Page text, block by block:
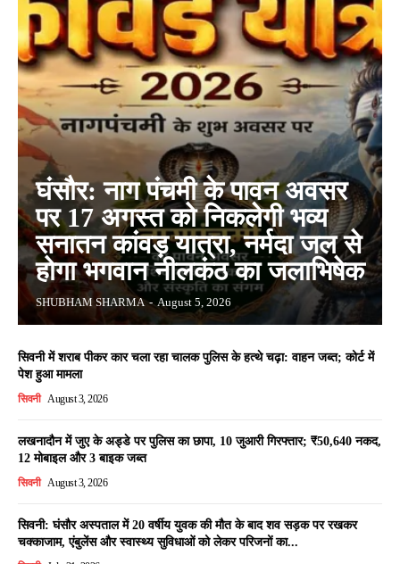
घंसौर: नाग पंचमी के पावन अवसर
पर 17 अगस्त को निकलेगी भव्य
सनातन कांवड़ यात्रा, नर्मदा जल से
होगा भगवान नीलकंठ का जलाभिषेक
SHUBHAM SHARMA - August 5, 2026
सिवनी में शराब पीकर कार चला रहा चालक पुलिस के हत्थे चढ़ा: वाहन जब्त; कोर्ट में
पेश हुआ मामला
सिवनी August 3, 2026
लखनादौन में जुए के अड्डे पर पुलिस का छापा, 10 जुआरी गिरफ्तार; ₹50,640 नकद,
12 मोबाइल और 3 बाइक जब्त
सिवनी August 3, 2026
सिवनी: घंसौर अस्पताल में 20 वर्षीय युवक की मौत के बाद शव सड़क पर रखकर
चक्काजाम, एंबुलेंस और स्वास्थ्य सुविधाओं को लेकर परिजनों का...